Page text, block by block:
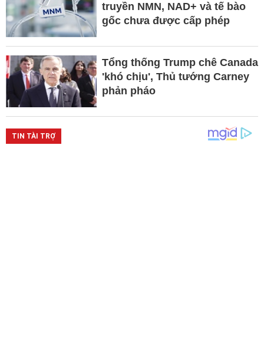
truyền NMN, NAD+ và tế bào
gốc chưa được cấp phép
Tổng thống Trump chê Canada
'khó chịu', Thủ tướng Carney
phản pháo